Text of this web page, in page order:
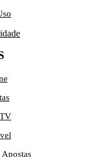
Apostas